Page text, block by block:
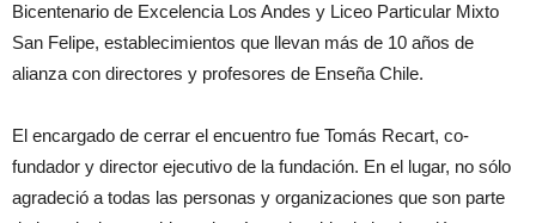
Bicentenario de Excelencia Los Andes y Liceo Particular Mixto
San Felipe, establecimientos que llevan más de 10 años de
alianza con directores y profesores de Enseña Chile.
El encargado de cerrar el encuentro fue Tomás Recart, co-
fundador y director ejecutivo de la fundación. En el lugar, no sólo
agradeció a todas las personas y organizaciones que son parte